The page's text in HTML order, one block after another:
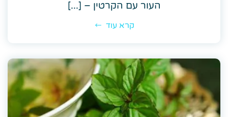
העור עם הקרטין – [...]
קרא עוד